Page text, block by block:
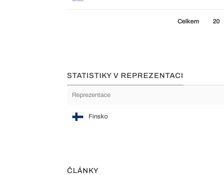
Celkem 20
STATISTIKY V REPREZENTACI
Reprezentace
Finsko
ČLÁNKY